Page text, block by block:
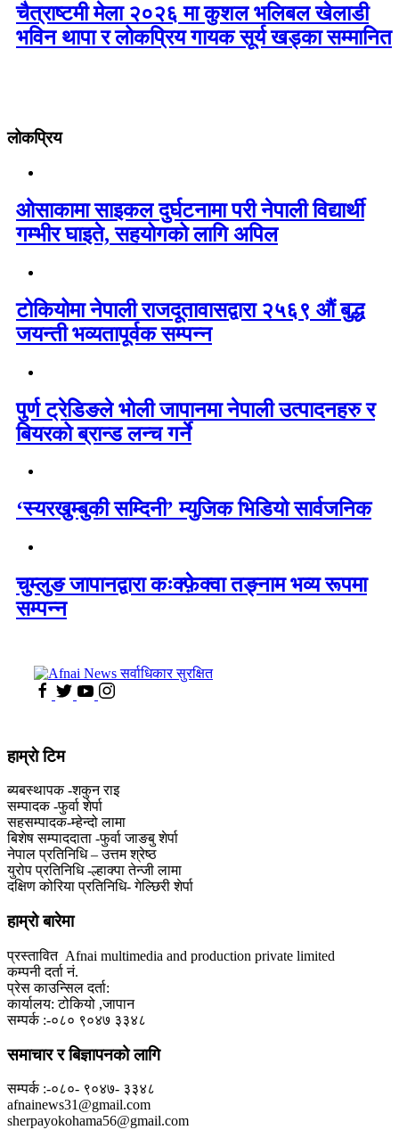
चैत्राष्टमी मेला २०२६ मा कुशल भलिबल खेलाडी
भविन थापा र लोकप्रिय गायक सूर्य खड्का सम्मानित
लोकप्रिय
ओसाकामा साइकल दुर्घटनामा परी नेपाली विद्यार्थी
गम्भीर घाइते, सहयोगको लागि अपिल
टोकियोमा नेपाली राजदूतावासद्वारा २५६९ औं बुद्ध
जयन्ती भव्यतापूर्वक सम्पन्न
पुर्ण ट्रेडिङले भोली जापानमा नेपाली उत्पादनहरु र
बियरको ब्रान्ड लन्च गर्ने
‘स्यरखुम्बुकी सम्दिनी’ म्युजिक भिडियो सार्वजनिक
चुम्लुङ जापानद्वारा कःक्फ़ेक्वा तङ्नाम भव्य रूपमा
सम्पन्न
हाम्राे टिम
ब्यबस्थापक -शकुन राइ
सम्पादक -फुर्वा शेर्पा
सहसम्पादक-म्हेन्दो लामा
‍बिशेष सम्पाददाता -फुर्वा जा‌ङबु शेर्पा
नेपाल प्रतिनिधि – उत्तम श्रेष्ठ
युरोप प्रतिनिधि -ल्हाक्पा तेन्जी लामा
दक्षिण कोरिया प्रतिनिधि- गेल्छिरी शेर्पा
हाम्रो बारेमा
प्रस्तावित Afnai multimedia and production private limited
कम्पनी दर्ता नं.
प्रेस काउन्सिल दर्ता:
कार्यालय: टोकियो ,जापान
सम्पर्क :-०८० ९०४७ ३३४८
समाचार र बिज्ञापनको लागि
सम्पर्क :-०८०- ९०४७- ३३४८
afnainews31@gmail.com
sherpayokohama56@gmail.com